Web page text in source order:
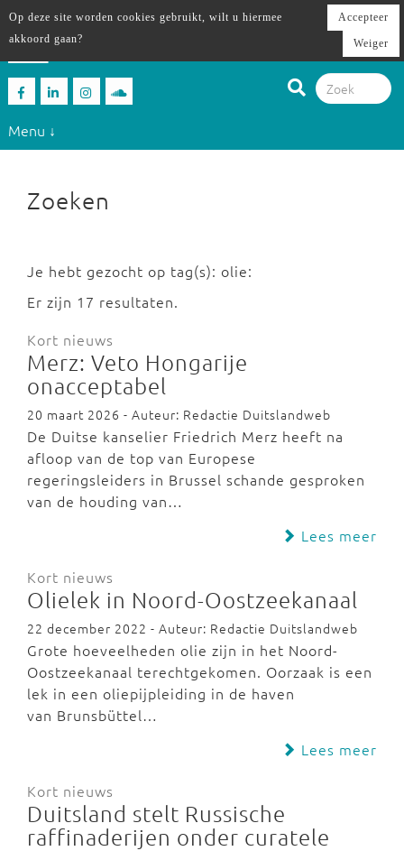
Menu ↓
Zoeken
Je hebt gezocht op tag(s): olie:
Er zijn 17 resultaten.
Kort nieuws
Merz: Veto Hongarije
onacceptabel
20 maart 2026 - Auteur: Redactie Duitslandweb
De Duitse kanselier Friedrich Merz heeft na
afloop van de top van Europese
regeringsleiders in Brussel schande gesproken
van de houding van…
Lees meer
Kort nieuws
Olielek in Noord-Oostzeekanaal
22 december 2022 - Auteur: Redactie Duitslandweb
Grote hoeveelheden olie zijn in het Noord-
Oostzeekanaal terechtgekomen. Oorzaak is een
lek in een oliepijpleiding in de haven
van Brunsbüttel…
Lees meer
Kort nieuws
Duitsland stelt Russische
raffinaderijen onder curatele
Op deze site worden cookies gebruikt, wilt u hiermee
akkoord gaan?
Accepteer
Weiger